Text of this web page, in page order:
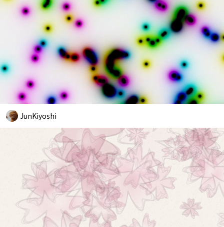
JunKiyoshi